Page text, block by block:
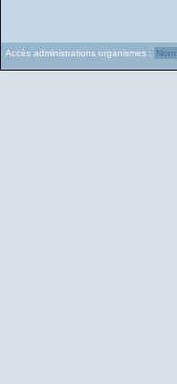
Accès administrations organismes :